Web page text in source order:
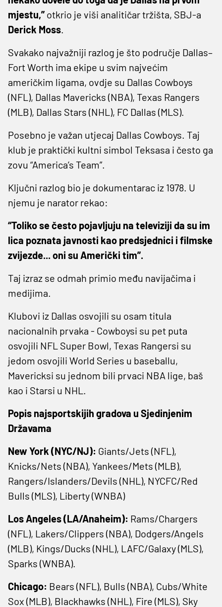
mjestu,” otkrio je viši analitičar tržišta, SBJ-a
Derick Moss.
Svakako najvažniji razlog je što područje Dallas–
Fort Worth ima ekipe u svim najvećim
američkim ligama, ovdje su Dallas Cowboys
(NFL), Dallas Mavericks (NBA), Texas Rangers
(MLB), Dallas Stars (NHL), FC Dallas (MLS).
Posebno je važan utjecaj Dallas Cowboys. Taj
klub je praktički kultni simbol Teksasa i često ga
zovu “America’s Team”.
Ključni razlog bio je dokumentarac iz 1978. U
njemu je narator rekao:
“Toliko se često pojavljuju na televiziji da su im
lica poznata javnosti kao predsjednici i filmske
zvijezde... oni su Američki tim”.
Taj izraz se odmah primio među navijačima i
medijima.
Klubovi iz Dallas osvojili su osam titula
nacionalnih prvaka - Cowboysi su pet puta
osvojili NFL Super Bowl, Texas Rangersi su
jedom osvojili World Series u baseballu,
Mavericksi su jednom bili prvaci NBA lige, baš
kao i Starsi u NHL.
Popis najsportskijih gradova u Sjedinjenim
Državama
New York (NYC/NJ): Giants/Jets (NFL),
Knicks/Nets (NBA), Yankees/Mets (MLB),
Rangers/Islanders/Devils (NHL), NYCFC/Red
Bulls (MLS), Liberty (WNBA)
Los Angeles (LA/Anaheim): Rams/Chargers
(NFL), Lakers/Clippers (NBA), Dodgers/Angels
(MLB), Kings/Ducks (NHL), LAFC/Galaxy (MLS),
Sparks (WNBA).
Chicago: Bears (NFL), Bulls (NBA), Cubs/White
Sox (MLB), Blackhawks (NHL), Fire (MLS), Sky